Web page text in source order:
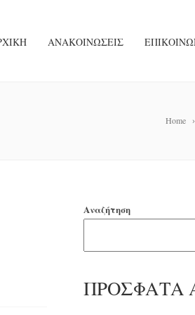
ΑΝΑΚΟΙΝΏΣΕΙΣ
Home
Αναζήτηση
ΠΡΌΣΦΑΤΑ